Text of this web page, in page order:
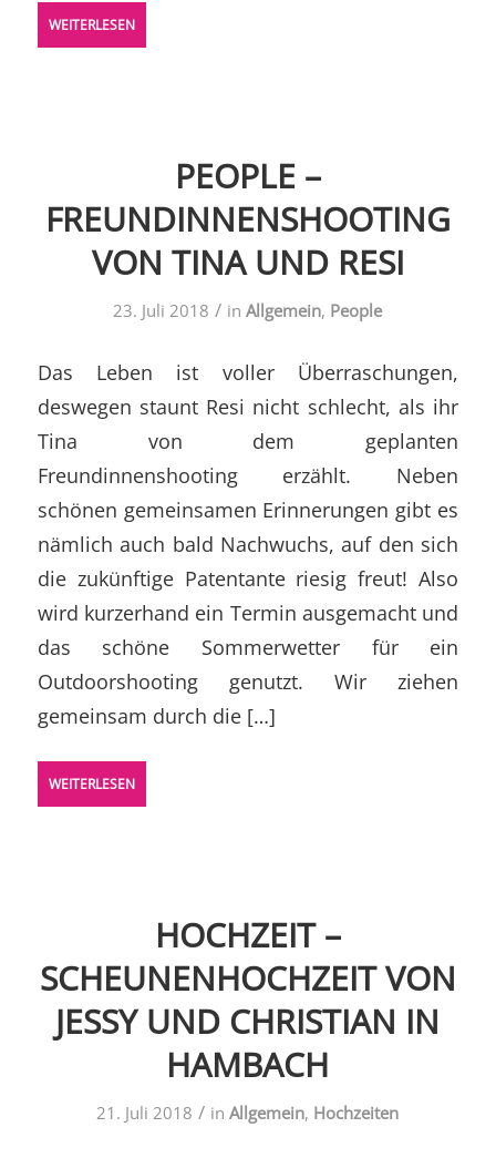
WEITERLESEN
PEOPLE –
FREUNDINNENSHOOTING
VON TINA UND RESI
23. Juli 2018 / inAllgemein, People
Das Leben ist voller Überraschungen,
deswegen staunt Resi nicht schlecht, als ihr
Tina von dem geplanten
Freundinnenshooting erzählt. Neben
schönen gemeinsamen Erinnerungen gibt es
nämlich auch bald Nachwuchs, auf den sich
die zukünftige Patentante riesig freut! Also
wird kurzerhand ein Termin ausgemacht und
das schöne Sommerwetter für ein
Outdoorshooting genutzt. Wir ziehen
gemeinsam durch die […]
WEITERLESEN
HOCHZEIT –
SCHEUNENHOCHZEIT VON
JESSY UND CHRISTIAN IN
HAMBACH
21. Juli 2018 / inAllgemein, Hochzeiten